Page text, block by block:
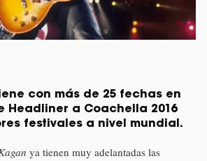
con más de 25 fechas en
Headliner a Coachella 2016
festivales a nivel mundial.
ya tienen muy adelantadas las